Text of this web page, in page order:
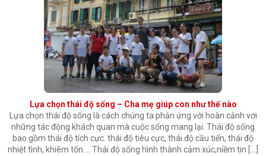
Lựa chọn thái độ sống – Cha mẹ giúp con như thế nào
Lựa chọn thái độ sống là cách chúng ta phản ứng với hoàn cảnh với
những tác động khách quan mà cuộc sống mang lại. Thái độ sống
bao gồm thái độ tích cực. thái độ tiêu cực, thái độ cầu tiến, thái độ
nhiệt tình, khiêm tốn…. Thái độ sống hình thành cảm xúc,niềm tin […]